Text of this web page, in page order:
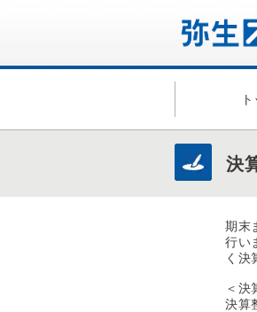
決
期末
行い
く決
＜決
決算